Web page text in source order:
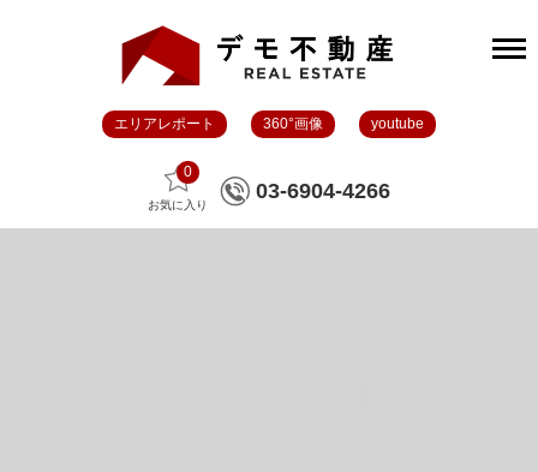
エリアレポート 360°画像 youtube
0
お気に入り
03-6904-4266